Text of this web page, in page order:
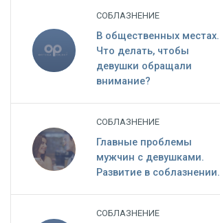
СОБЛАЗНЕНИЕ
В общественных местах.
Что делать, чтобы
девушки обращали
внимание?
СОБЛАЗНЕНИЕ
Главные проблемы
мужчин c девушками.
Развитие в соблазнении.
СОБЛАЗНЕНИЕ